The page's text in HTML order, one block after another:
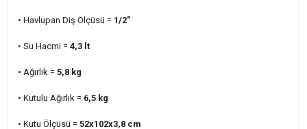
• Havlupan Diş Ölçüsü = 1/2"
• Su Hacmi = 4,3 lt
• Ağırlık = 5,8 kg
• Kutulu Ağırlık = 6,5 kg
• Kutu Ölçüsü = 52x102x3,8 cm